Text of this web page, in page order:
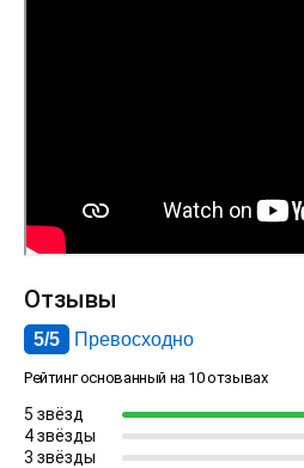
Отзывы
5/5 Превосходно
Рейтинг основанный на 10 отзывах
5 звёзд
4 звёзды
3 звёзды